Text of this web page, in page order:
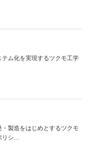
ム化を実現するツクモ工学
製造をはじめとするツクモ
リシ…